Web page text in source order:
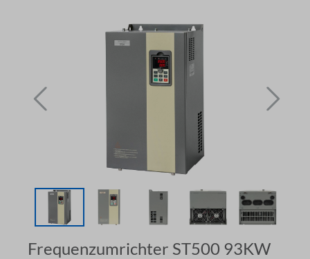
Frequenzumrichter ST500 93KW